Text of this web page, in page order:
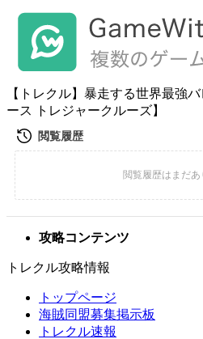
【トレクル】暴走する世界最強
ース トレジャークルーズ】
攻略コンテンツ
トレクル攻略情報
トップページ
海賊同盟募集掲示板
トレクル速報